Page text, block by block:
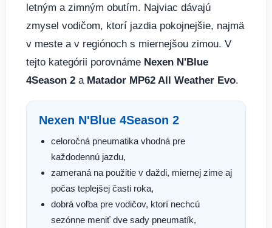
letným a zimným obutím. Najviac dávajú
zmysel vodičom, ktorí jazdia pokojnejšie, najmä
v meste a v regiónoch s miernejšou zimou. V
tejto kategórii porovnáme Nexen N'Blue
4Season 2 a Matador MP62 All Weather Evo.
Nexen N'Blue 4Season 2
celoročná pneumatika vhodná pre
každodennú jazdu,
zameraná na použitie v daždi, miernej zime aj
počas teplejšej časti roka,
dobrá voľba pre vodičov, ktorí nechcú
sezónne meniť dve sady pneumatík,